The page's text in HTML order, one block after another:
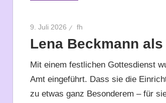
9. Juli 2026 fh
Lena Beckmann
Mit einem festlichen Gottesdienst
Amt eingeführt. Dass sie die
zu etwas ganz Besonderem – für